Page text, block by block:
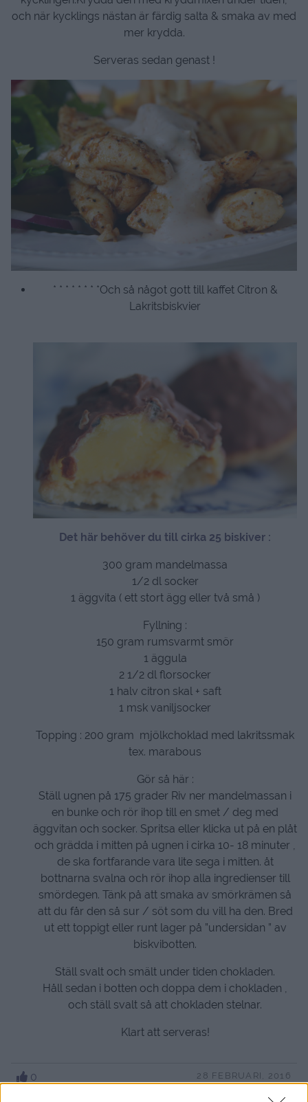
och när kycklings nästan är färdig salta & smaka av med
mer krydda.
Serveras sedan genast !
* * * * * * * *Och så något gott till kaffet Citron &
Lakritsbiskvier
Det här behöver du till cirka 25 biskiver :
300 gram mandelmassa
1/2 dl socker
1 äggvita ( ett stort ägg eller två små )
Fyllning :
150 gram rumsvarmt smör
1 äggula
2 1/2 dl florsocker
1 halv citron skal + saft
1 msk vaniljsocker
Topping : 200 gram mjölkchoklad med lakritssmak
tex. marabous
Gör så här :
Ställ ugnen på 175 grader Riv ner mandelmassan i
en bunke och rör ihop till en smet / deg med
äggvitan och socker. Spritsa eller klicka ut på en plåt
och grädda i mitten på ugnen i cirka 10- 18 minuter ,
de ska fortfarande vara lite sega i mitten. åt
bottnarna svalna och rör ihop alla ingredienser till
smördegen. Tänk på att smaka av smörkrämen så
att du får den så sur / söt som du vill ha den. Bred
ut ett toppigt eller runt lager på ”undersidan ” av
biskvibotten.
Ställ svalt och smält under tiden chokladen.
Håll sedan i botten och doppa dem i chokladen ,
och ställ svalt så att chokladen stelnar.
Klart att serveras!
0 28 FEBRUARI, 2016